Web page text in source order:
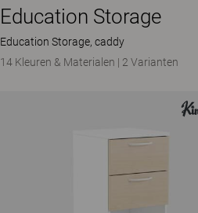
Education Storage
Education Storage, caddy
14 Kleuren & Materialen | 2 Varianten